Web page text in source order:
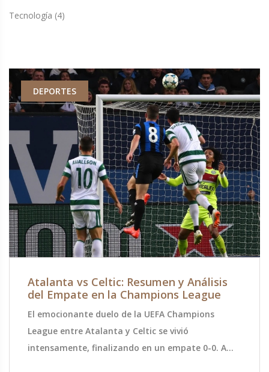
Tecnología (4)
DEPORTES
Atalanta vs Celtic: Resumen y Análisis
del Empate en la Champions League
El emocionante duelo de la UEFA Champions
League entre Atalanta y Celtic se vivió
intensamente, finalizando en un empate 0-0. A